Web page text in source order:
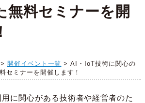
無料セミナーを開
> 開催イベント一覧 > AI・IoT技術に関心の
セミナーを開催します！
に関心がある技術者や経営者のた